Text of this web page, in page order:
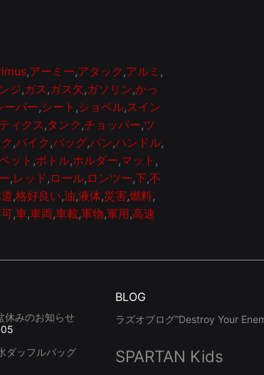
,アーミー,アタック ,アルミ ,
ジ,ガス ,ガス欠 ,ガソリン,かっ
ーバー,シート ,ショベル,スイン
ィクス ,タンク ,チョッパー,ツ
,バイク ,バッグ,パン,ハンドル,
ット ,ボトル,ホルダー,マット ,
,レッド , ロール, ロンツー,下,不
,格好良い,油,液体,災害,燃料,
,車,車両,車載,軍物,軍用,高速
休みのお知らせ
ダッフルバッグ
BLOG
ラズオブログ”Destroy Your
SPARTAN Kids